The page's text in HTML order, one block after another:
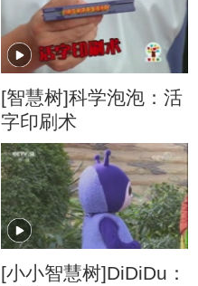
[智慧树]科学泡泡：活
字印刷术
[小小智慧树]DiDiDu：